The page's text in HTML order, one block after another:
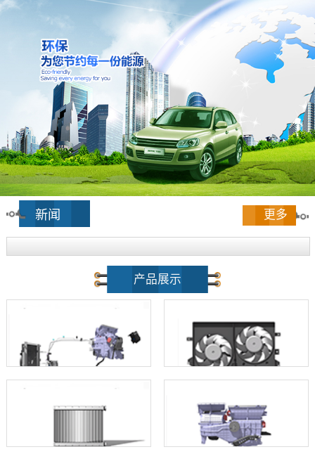
新闻 更多
产品展示